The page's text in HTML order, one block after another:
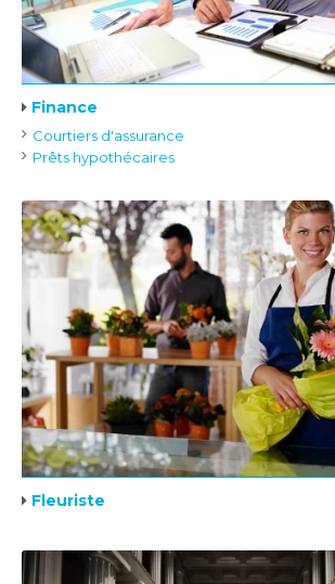
Finance
Courtiers d'assurance
Prêts hypothécaires
Fleuriste